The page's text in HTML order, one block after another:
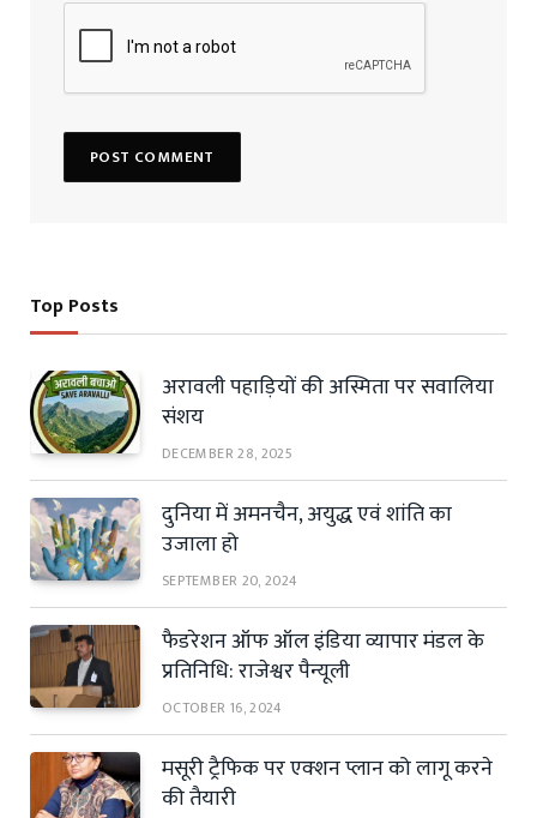
Top Posts
अरावली पहाड़ियों की अस्मिता पर सवालिया
संशय
DECEMBER 28, 2025
दुनिया में अमनचैन, अयुद्ध एवं शांति का
उजाला हो
SEPTEMBER 20, 2024
फैडरेशन ऑफ ऑल इंडिया व्यापार मंडल के
प्रतिनिधि: राजेश्वर पैन्यूली
OCTOBER 16, 2024
मसूरी ट्रैफिक पर एक्शन प्लान को लागू करने
की तैयारी